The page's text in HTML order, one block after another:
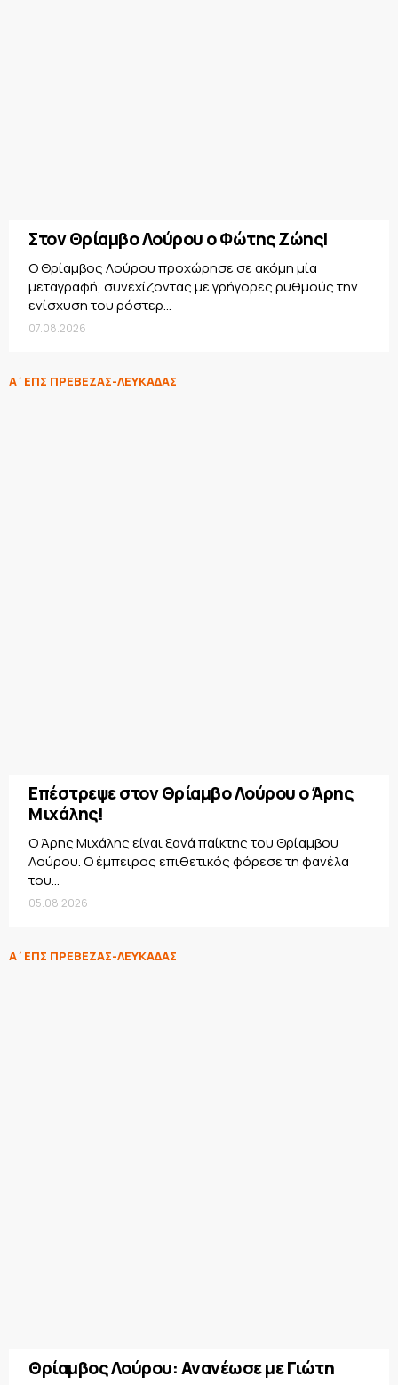
Στον Θρίαμβο Λούρου ο Φώτης Ζώης!
Ο Θρίαμβος Λούρου προχώρησε σε ακόμη μία
μεταγραφή, συνεχίζοντας με γρήγορες ρυθμούς την
ενίσχυση του ρόστερ...
07.08.2026
Α΄ΕΠΣ ΠΡΕΒΕΖΑΣ-ΛΕΥΚΑΔΑΣ
Επέστρεψε στον Θρίαμβο Λούρου ο Άρης
Μιχάλης!
Ο Άρης Μιχάλης είναι ξανά παίκτης του Θρίαμβου
Λούρου. Ο έμπειρος επιθετικός φόρεσε τη φανέλα
του...
05.08.2026
Α΄ΕΠΣ ΠΡΕΒΕΖΑΣ-ΛΕΥΚΑΔΑΣ
Θρίαμβος Λούρου: Ανανέωσε με Γιώτη